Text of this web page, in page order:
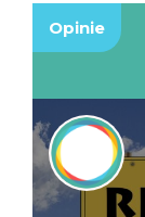
Opinie